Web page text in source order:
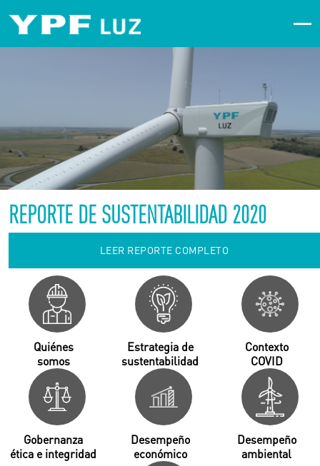
REPORTE DE SUSTENTABILIDAD 2020
LEER REPORTE COMPLETO
Quiénes
somos
Estrategia de
sustentabilidad
Contexto
COVID
Gobernanza
ética e integridad
Desempeño
económico
Desempeño
ambiental